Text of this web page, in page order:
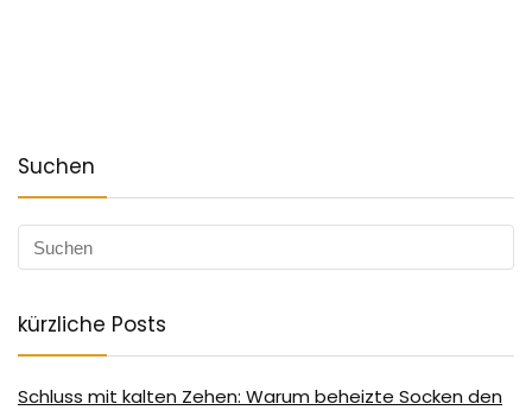
Suchen
kürzliche Posts
Schluss mit kalten Zehen: Warum beheizte Socken den